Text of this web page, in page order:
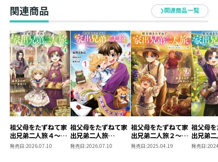
関連商品 関連商品一覧
祖父母をたずねて家
出兄弟二人旅４～お
祭りでの奮闘、たの
発売日:2026.07.10
祖父母をたずねて家
出兄弟二人旅
@COMIC 第1巻
発売日:2026.07.10
祖父母をたずねて家
出兄弟二人旅２～ヴ
ァレーでの暮らし、
発売日:2025.04.19
祖父母
出兄弟
の別れ
発売日: